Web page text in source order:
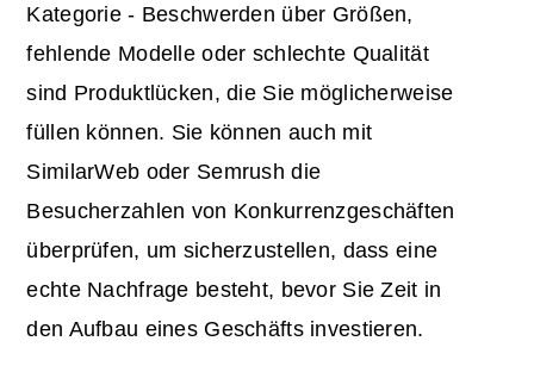
Kategorie - Beschwerden über Größen,
fehlende Modelle oder schlechte Qualität
sind Produktlücken, die Sie möglicherweise
füllen können. Sie können auch mit
SimilarWeb oder Semrush die
Besucherzahlen von Konkurrenzgeschäften
überprüfen, um sicherzustellen, dass eine
echte Nachfrage besteht, bevor Sie Zeit in
den Aufbau eines Geschäfts investieren.